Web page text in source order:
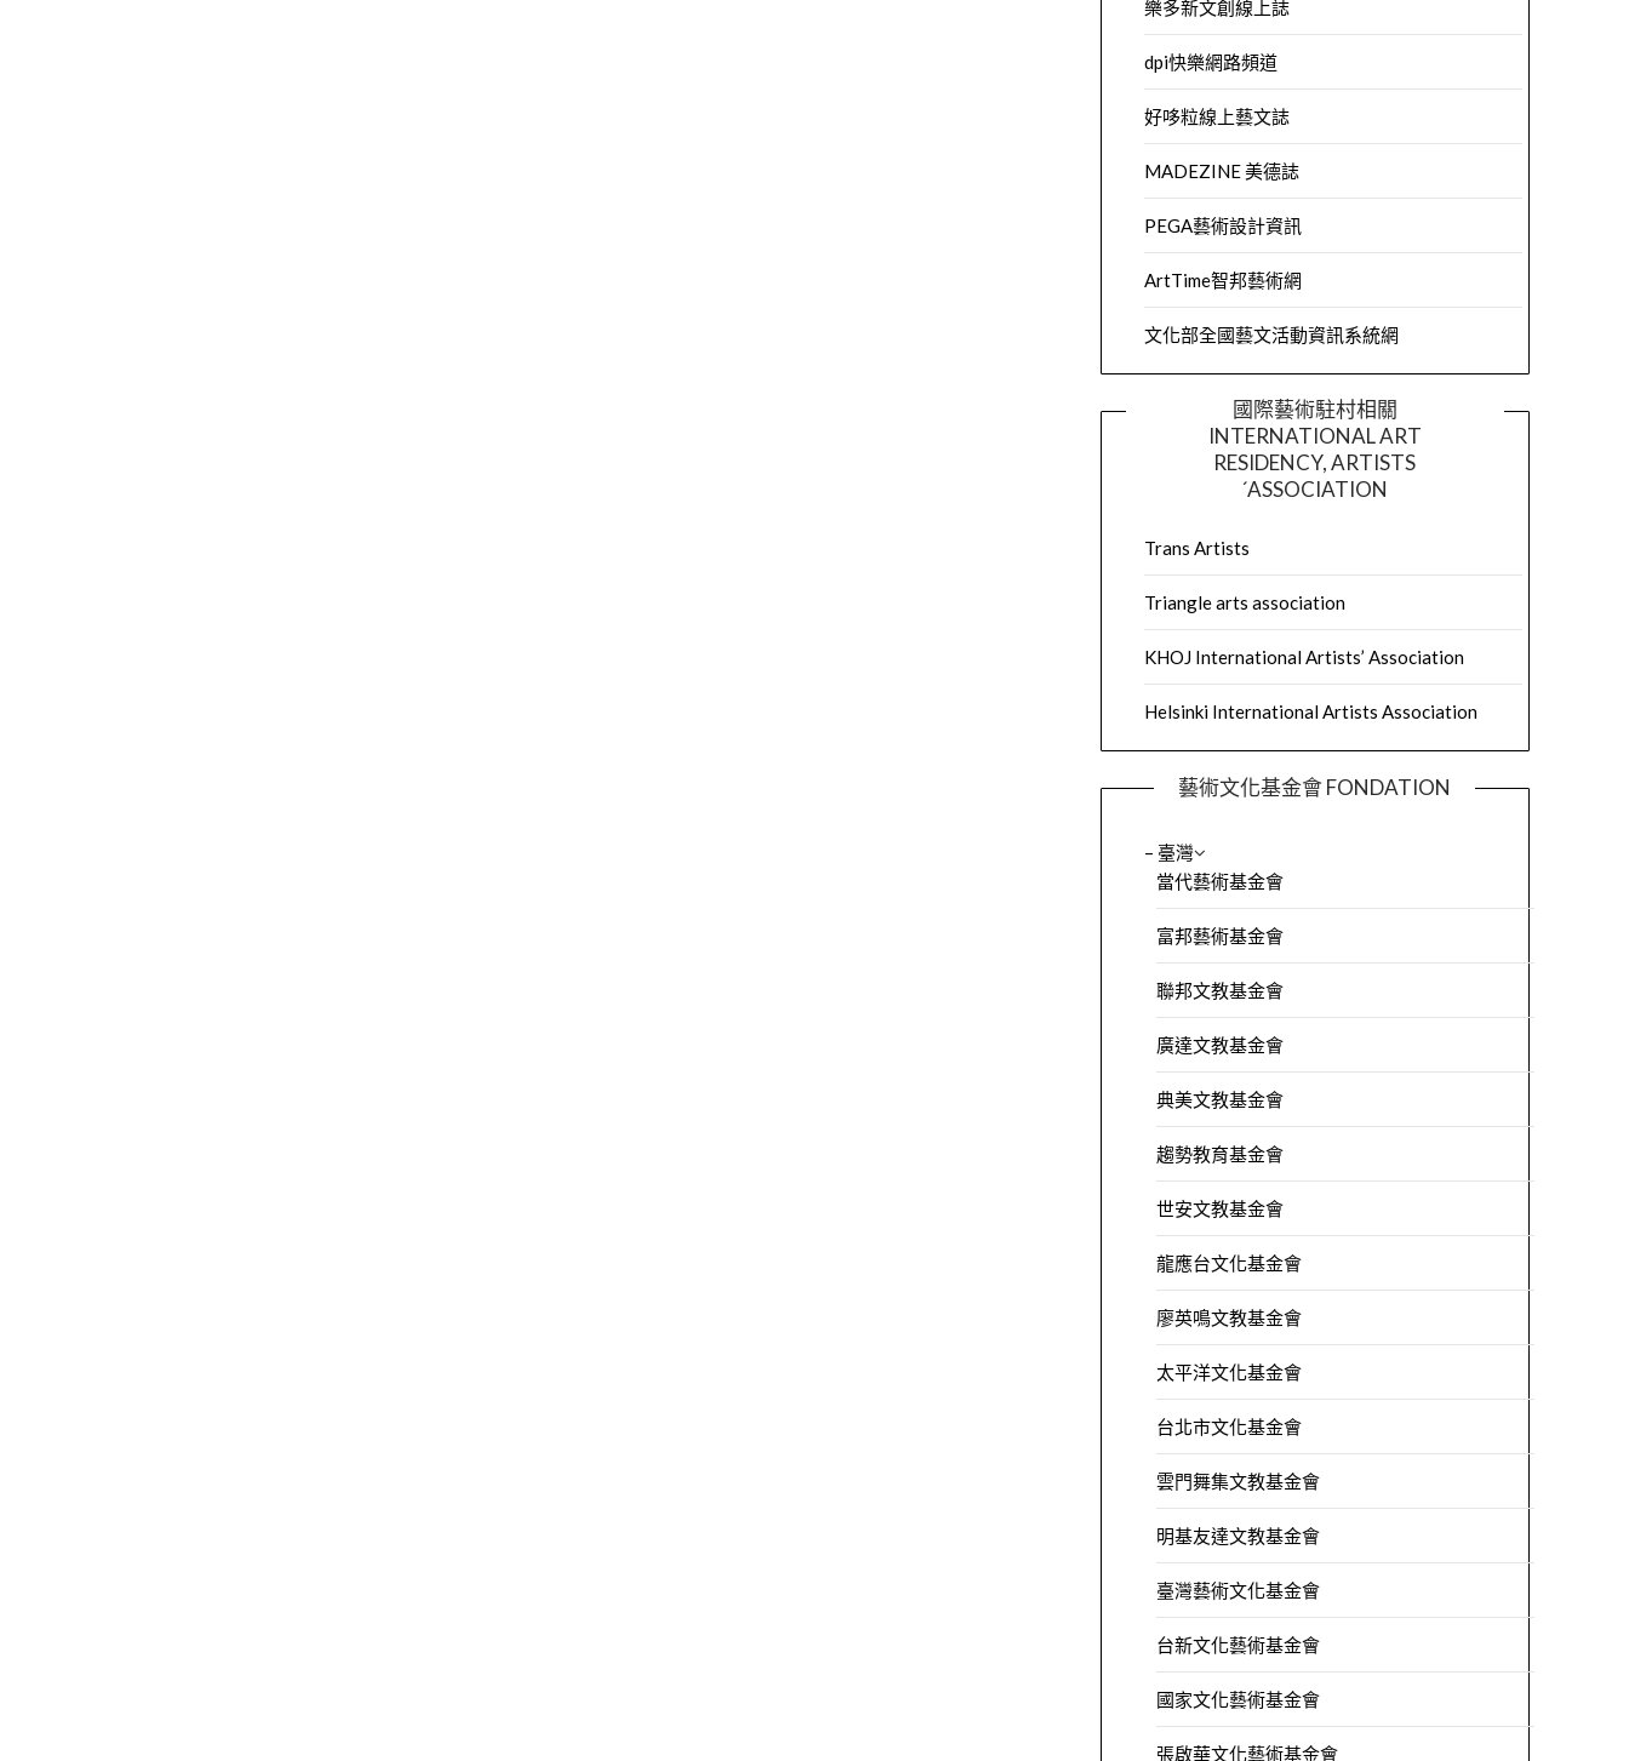
樂多新文創線上誌
dpi快樂網路頻道
好哆粒線上藝文誌
MADEZINE 美德誌
PEGA藝術設計資訊
ArtTime智邦藝術網
文化部全國藝文活動資訊系統網
國際藝術駐村相關
INTERNATIONAL ART
RESIDENCY, ARTISTS
´ASSOCIATION
Trans Artists
Triangle arts association
KHOJ International Artists’ Association
Helsinki International Artists Association
藝術文化基金會 FONDATION
– 臺灣
當代藝術基金會
富邦藝術基金會
聯邦文教基金會
廣達文教基金會
典美文教基金會
趨勢教育基金會
世安文教基金會
龍應台文化基金會
廖英鳴文教基金會
太平洋文化基金會
台北市文化基金會
雲門舞集文教基金會
明基友達文教基金會
臺灣藝術文化基金會
台新文化藝術基金會
國家文化藝術基金會
張啟華文化藝術基金會